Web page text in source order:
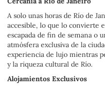
A solo unas horas de Río de
accesible, lo que lo convierte
escapada de fin de semana o
atmósfera exclusiva de la
experiencia de lujo mientras
y la riqueza cultural de Río.
Alojamientos Exclusivos